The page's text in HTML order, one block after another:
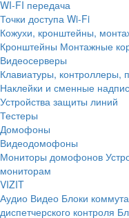
WI-FI передача
Точки доступа Wi-Fi
Кожухи, кронштейны,
Кронштейны Монтажные
Видеосерверы
Клавиатуры, контроллеры,
Наклейки и сменные
Устройства защиты линий
Тестеры
Домофоны
Видеодомофоны
Мониторы домофонов
мониторам
VIZIT
Аудио Видео Блоки
диспетчерского контроля